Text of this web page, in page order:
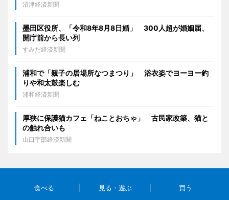
沼津経済新聞
墨田区役所、「令和8年8月8日婚」 300人超が婚姻届、
開庁前から長い列
すみだ経済新聞
浦和で「親子の居場所なつまつり」 浴衣姿でヨーヨー釣
りや和太鼓楽しむ
浦和経済新聞
厚狭に保護猫カフェ「ねことおちゃ」 古民家改築、猫と
の触れ合いも
山口宇部経済新聞
食べる 見る・遊ぶ 買う